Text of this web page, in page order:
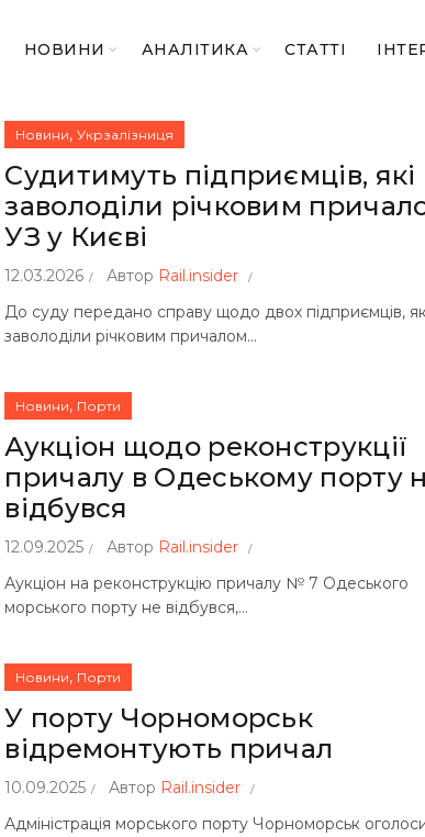
НОВИНИ АНАЛІТИКА СТАТТІ
Новини,Укрзалізниця
Судитимуть підприємців, які
заволоділи річковим
УЗ у Києві
12.03.2026 Автор Rail.insider
До суду передано справу щодо двох підприємців,
заволоділи річковим причалом...
Новини, Порти
Аукціон щодо реконструкції
причалу в Одеському порту
відбувся
12.09.2025 Автор Rail.insider
Аукціон на реконструкцію причалу № 7 Одеського
морського порту не відбувся,...
Новини, Порти
У порту Чорноморськ
відремонтують причал
10.09.2025 Автор Rail.insider
Адміністрація морського порту Чорноморськ